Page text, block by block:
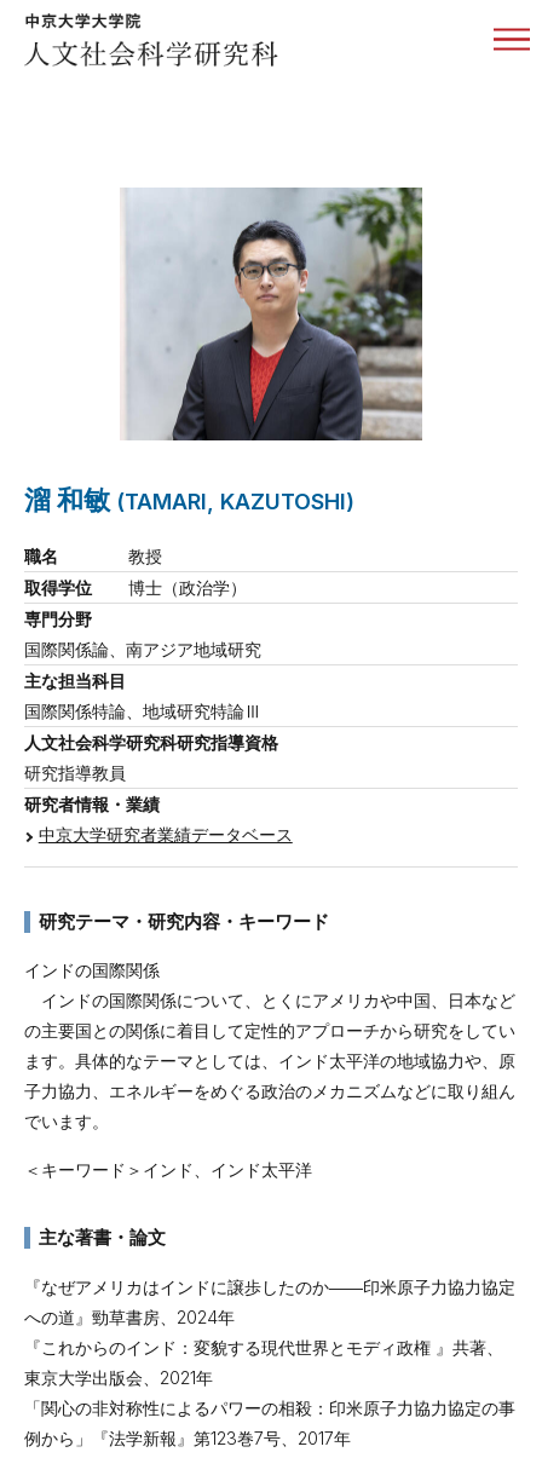
人文科学専攻
入試・学費
各種支援・制度
Q&A
アクセス
お問い合わせ
溜 和敏 (TAMARI, KAZUTOSHI)
職名
教授
取得学位
博士（政治学）
専門分野
国際関係論、 南アジア地域研究
主な担当科目
国際関係特論、地域研究特論Ⅲ
人文社会科学研究科研究指導資格
研究指導教員
研究者情報・業績
中京大学研究者業績データベース
研究テーマ・ 研究内容・ キーワード
インドの国際関係
インドの国際関係について、とくにアメリカや中国、日本など
の主要国との関係に着目して定性的アプローチから研究をしてい
ます。具体的なテーマとしては、インド太平洋の地域協力や、原
子力協力、エネルギーをめぐる政治のメカニズムなどに取り組ん
でいます。
＜キーワード＞インド、インド太平洋
主な著書・論文
『なぜアメリカはインドに譲歩したのか――印米原子力協力協定
への道』勁草書房、2024年
『これからのインド：変貌する現代世界とモディ政権 』共著、
東京大学出版会、2021年
「関心の非対称性によるパワーの相殺：印米原子力協力協定の事
例から」『法学新報』第123巻7号、2017年